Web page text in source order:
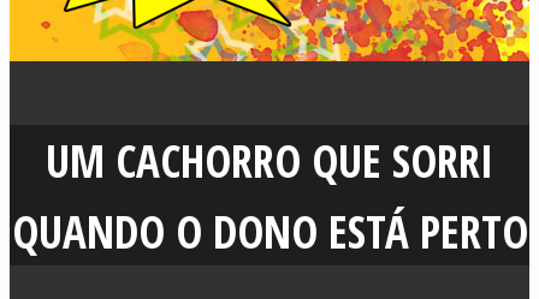
UM CACHORRO QUE SORRI
QUANDO O DONO ESTÁ PERTO